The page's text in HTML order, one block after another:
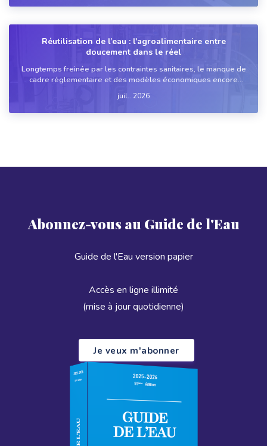
Réutilisation de l’eau : l'agroalimentaire entre
doucement dans le réel
Longtemps freinée par les contraintes sanitaires, le manque de
cadre réglementaire et des modèles économiques encore
de dimension dans l'industrie agroalimentaire. Séch...
juil.. 2026
Abonnez-vous au Guide de l'Eau
Guide de l'Eau version papier
Accès en ligne illimité
(mise à jour quotidienne)
Je veux m'abonner